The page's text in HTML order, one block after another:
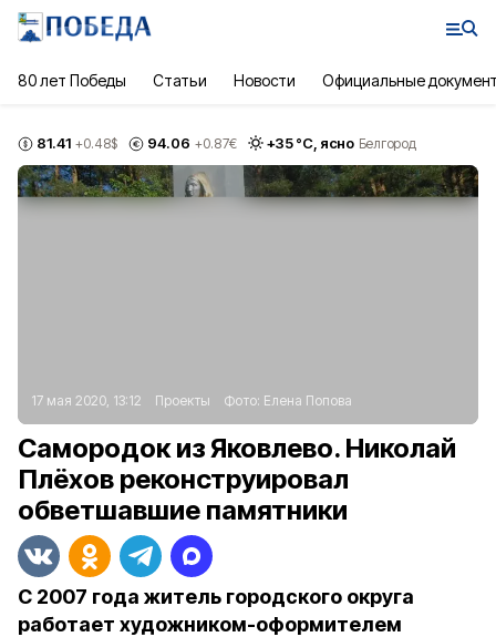
80 лет Победы Статьи Новости Официальные
81.41 +0.48$ 94.06 +0.87€ +35°С, ясно Белгород
17 мая 2020, 13:12 Проекты Фото: Елена Попова
Самородок из Яковлево. Николай
Плёхов реконструировал
обветшавшие памятники
С 2007 года житель городского округа
работает художником-оформителем